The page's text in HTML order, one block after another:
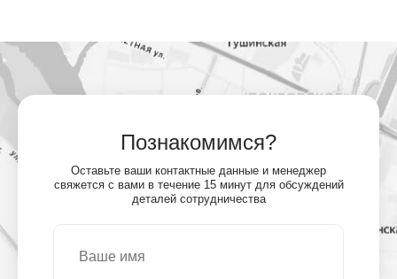
Познакомимся?
Оставьте ваши контактные данные и менеджер
свяжется с вами в течение 15 минут для обсуждений
деталей сотрудничества